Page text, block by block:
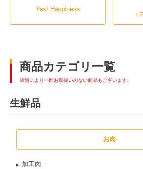
Yes! Happiness
（
商品カテゴリ一覧
店舗により一部お取扱いのない商品もございます。
生鮮品
お肉
加工肉